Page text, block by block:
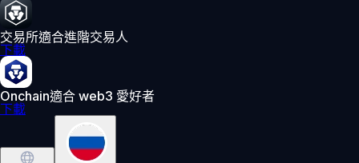
交易所適合進階交易人
下載
Onchain適合 web3 愛好者
下載